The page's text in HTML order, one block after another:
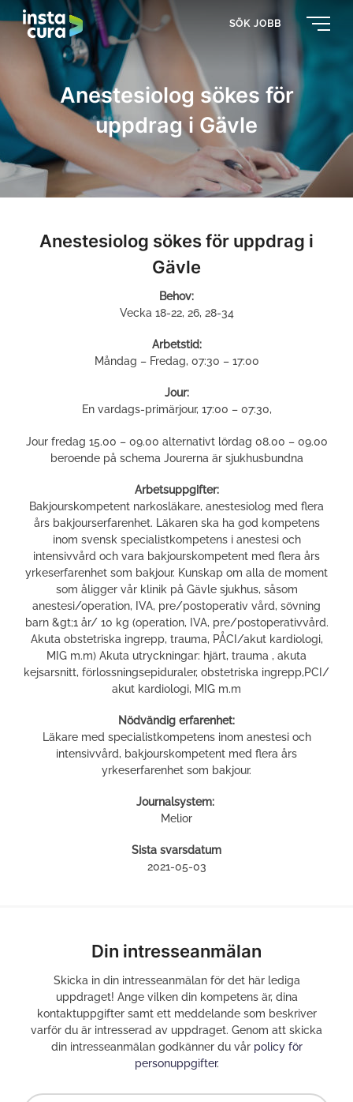
SÖK JOBB
Anestesiolog sökes för
uppdrag i Gävle
Anestesiolog sökes för uppdrag i
Gävle
Behov:
Vecka 18-22, 26, 28-34
Arbetstid:
Måndag – Fredag, 07:30 – 17:00
Jour:
En vardags-primärjour, 17:00 – 07:30,
Jour fredag 15.00 – 09.00 alternativt lördag 08.00 – 09.00
beroende på schema Jourerna är sjukhusbundna
Arbetsuppgifter:
Bakjourskompetent narkosläkare, anestesiolog med flera
års bakjourserfarenhet. Läkaren ska ha god kompetens
inom svensk specialistkompetens i anestesi och
intensivvård och vara bakjourskompetent med flera års
yrkeserfarenhet som bakjour. Kunskap om alla de moment
som åligger vår klinik på Gävle sjukhus, såsom
anestesi/operation, IVA, pre/postoperativ vård, sövning
barn &gt;1 år/ 10 kg (operation, IVA, pre/postoperativvård.
Akuta obstetriska ingrepp, trauma, PÅCI/akut kardiologi,
MIG m.m) Akuta utryckningar: hjärt, trauma , akuta
kejsarsnitt, förlossningsepiduraler, obstetriska ingrepp,PCI/
akut kardiologi, MIG m.m
Nödvändig erfarenhet:
Läkare med specialistkompetens inom anestesi och
intensivvård, bakjourskompetent med flera års
yrkeserfarenhet som bakjour.
Journalsystem:
Melior
Sista svarsdatum
2021-05-03
Din intresseanmälan
Skicka in din intresseanmälan för det här lediga
uppdraget! Ange vilken din kompetens är, dina
kontaktuppgifter samt ett meddelande som beskriver
varför du är intresserad av uppdraget. Genom att skicka
din intresseanmälan godkänner du vår policy för
personuppgifter.